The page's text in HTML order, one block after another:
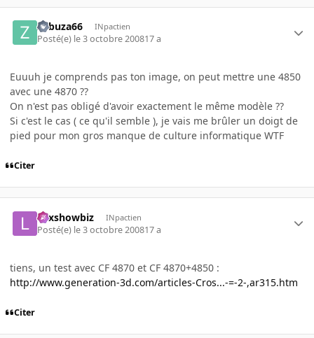
Zabuza66 INpactien
Posté(e) le 3 octobre 200817 a
Euuuh je comprends pas ton image, on peut mettre une 4850
avec une 4870 ??
On n'est pas obligé d'avoir exactement le même modèle ??
Si c'est le cas ( ce qu'il semble ), je vais me brûler un doigt de
pied pour mon gros manque de culture informatique WTF
Citer
Lexshowbiz INpactien
Posté(e) le 3 octobre 200817 a
tiens, un test avec CF 4870 et CF 4870+4850 :
http://www.generation-3d.com/articles-Cros...-=-2-,ar315.htm
Citer